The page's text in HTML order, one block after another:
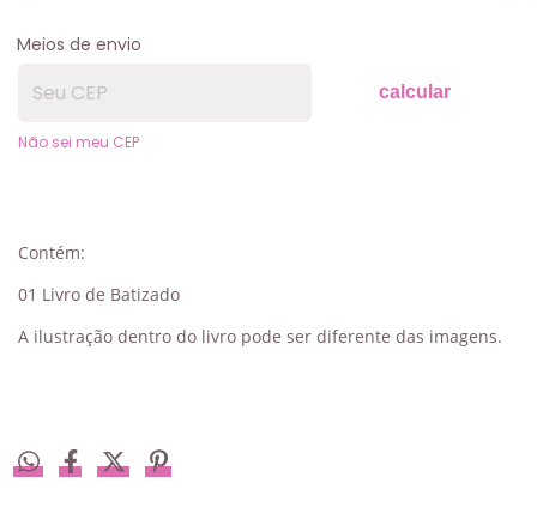
Meios de envio
calcular
Não sei meu CEP
Contém:
01 Livro de Batizado
A ilustração dentro do livro pode ser diferente das imagens.